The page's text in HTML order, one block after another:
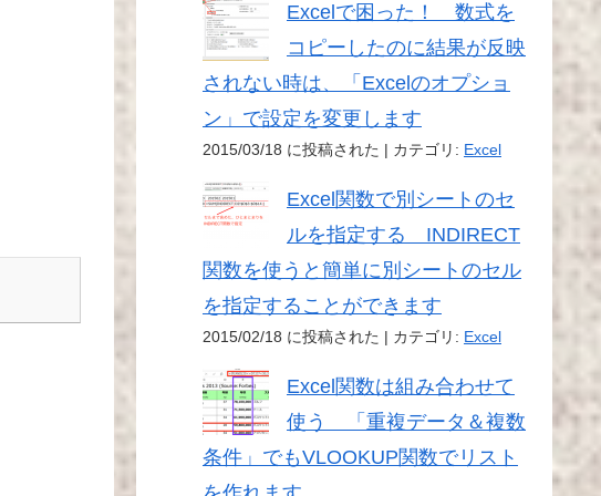
Excelで困った！ 数式を
コピーしたのに結果が反映
されない時は、「Excelのオプショ
ン」で設定を変更します
2015/03/18 に投稿された | カテゴリ: Excel
Excel関数で別シートのセ
ルを指定する INDIRECT
関数を使うと簡単に別シートのセル
を指定することができます
2015/02/18 に投稿された | カテゴリ: Excel
Excel関数は組み合わせて
使う 「重複データ＆複数
条件」でもVLOOKUP関数でリスト